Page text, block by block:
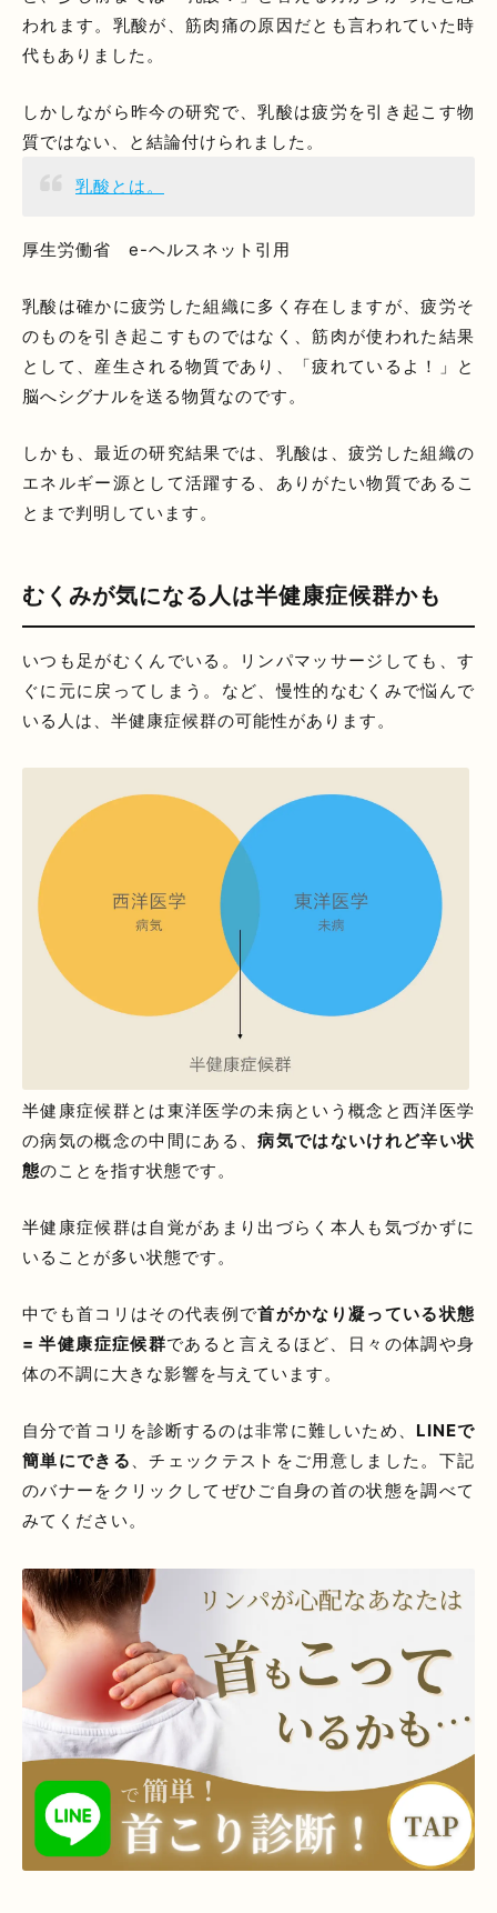
われます。乳酸が、筋肉痛の原因だとも言われていた時
代もありました。
しかしながら昨今の研究で、乳酸は疲労を引き起こす物
質ではない、と結論付けられました。
乳酸とは。
厚生労働省 e-ヘルスネット引用
乳酸は確かに疲労した組織に多く存在しますが、疲労そ
のものを引き起こすものではなく、筋肉が使われた結果
として、産生される物質であり、「疲れているよ！」と
脳へシグナルを送る物質なのです。
しかも、最近の研究結果では、乳酸は、疲労した組織の
エネルギー源として活躍する、ありがたい物質であるこ
とまで判明しています。
むくみが気になる人は半健康症候群かも
いつも足がむくんでいる。リンパマッサージしても、す
ぐに元に戻ってしまう。など、慢性的なむくみで悩んで
いる人は、半健康症候群の可能性があります。
半健康症候群とは東洋医学の未病という概念と西洋医学
の病気の概念の中間にある、病気ではないけれど辛い状
態のことを指す状態です。
半健康症候群は自覚があまり出づらく本人も気づかずに
いることが多い状態です。
中でも首コリはその代表例で首がかなり凝っている状態
= 半健康症症候群であると言えるほど、日々の体調や身
体の不調に大きな影響を与えています。
自分で首コリを診断するのは非常に難しいため、 LINEで
簡単にできる 、チェックテストをご用意しました。下記
のバナーをクリックしてぜひご自身の首の状態を調べて
みてください。